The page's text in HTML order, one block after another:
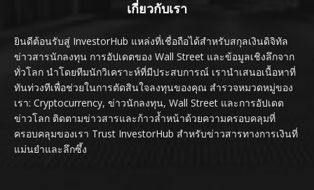
เกี่ยวกับเรา
ยินดีต้อนรับสู่ InvestorHub แหล่งที่เชื่อถือได้สำหรับสกุลเงินดิจิทัล
ข่าวสารนักลงทุน การอัปเดตของ Wall Street และข้อมูลเชิงลึกจาก
ทั่วโลก นำโดยทีมนักวิเคราะห์ที่มีประสบการณ์ เรานำเสนอเนื้อหาที่
ทันท่วงทีเพื่อช่วยในการตัดสินใจลงทุนของคุณ สำรวจหมวดหมู่ของ
เรา: Cryptocurrency, ข่าวนักลงทุน, Wall Street และการอัปเดต
ข่าวโลก ติดตามข่าวสารและก้าวล้ำหน้าด้วยความครอบคลุมที่
ครอบคลุมของเรา Trust InvestorHub สำหรับข่าวสารทางการเงินที่
แม่นยำและลึกซึ้ง